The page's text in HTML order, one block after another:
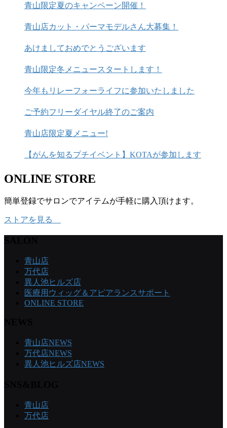
青山限定夏のキャンペーン開催！
青山店カット・パーマモデルさん大募集！
あけましておめでとうございます
青山限定冬メニュースタートします！
今年もリレーフォーライフに参加いたしました
ご予約フリーダイヤル終了のご案内
青山店限定夏メニュー!
【がんを知るプチイベント】KOTAが参加します
ONLINE STORE
簡単登録でサロンでアイテムが手軽に購入頂けます。
ストアを見る
青山店
万代店
異人池ヒルズ店
医療用ウィッグ＆アピアランスサポート
ONLINE STORE
青山店NEWS
万代店NEWS
異人池ヒルズ店NEWS
青山店
万代店